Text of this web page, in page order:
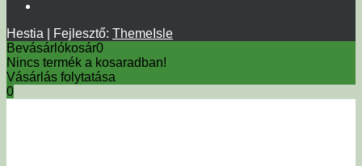
Hestia | Fejlesztő: ThemeIsle
Bevásárlókosár0
Nincs termék a kosaradban!
Vásárlás folytatása
0